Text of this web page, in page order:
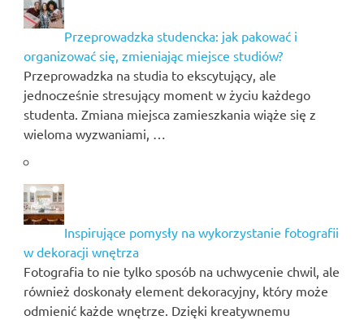
Przeprowadzka studencka: jak pakować i
organizować się, zmieniając miejsce studiów?
Przeprowadzka na studia to ekscytujący, ale
jednocześnie stresujący moment w życiu każdego
studenta. Zmiana miejsca zamieszkania wiąże się z
wieloma wyzwaniami, …
Inspirujące pomysły na wykorzystanie fotografii
w dekoracji wnętrza
Fotografia to nie tylko sposób na uchwycenie chwil, ale
również doskonały element dekoracyjny, który może
odmienić każde wnętrze. Dzięki kreatywnemu